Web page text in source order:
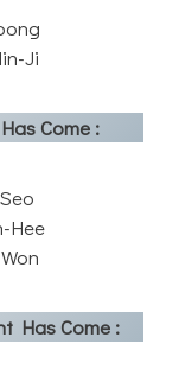
Ji
Come :
Hee
Has Come :